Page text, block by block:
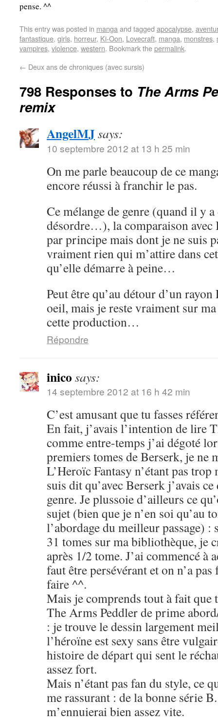
pense. ^^
This entry was posted in manga and tagged apocalypse,
fantastique, girls, horreur, Ki-Oon, Lovecraft, manga, monstres,
vampires, violence, western. Bookmark thepermalink.
← Deux ans de chroniques (avec sursis)
798 Responses to The Arms
remix
AngelMJsays:
10 septembre 2012 at 13 h 25 min
On me parle beaucoup de ce
encore réussi à franchir le pas.
Ce mélange de genre (quand il y
désordre…), la comparaison avec
par principe mais dont je ne suis
vraiment rien qui m’attire dans
qu’elle démarre à peine…
Peut être qu’au détour d’un
oeil, mais je reste vraiment sur
cette production…
Répondre
inico says:
14 septembre 2012 at 16 h 42 min
C’est amusant que tu fasses
En fait, j’avais l’intention de lire
comme entre-temps j’ai dégoté
premiers tomes de Berserk, je ne
L’Heroïc Fantasy n’étant pas trop
suis dit qu’avec Berserk j’avais
genre. Je plussoie d’ailleurs ce
sujet (bien que je n’en soi qu’au
l’abordage du meilleur passage) :
31 tomes sur ma bibliothèque, je
après 1/2 tome. J’ai commencé à
faut être persévérant et on n’a
faire ^^.
Mais je comprends tout à fait que
The Arms Peddler de prime
: je trouve le dessin largement
l’héroïne est sexy sans être
histoire de départ qui sent le
assez fort.
Mais n’étant pas fan du style, ce
me rassurant : de la bonne série
m’ennuierai bien assez vite.